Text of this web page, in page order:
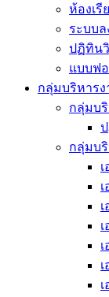
ห้องเรี
ระบบ
ปฏิทิน
แบบฟ
กลุ่มบริหารง
กลุ่มบ
กลุ่มบ